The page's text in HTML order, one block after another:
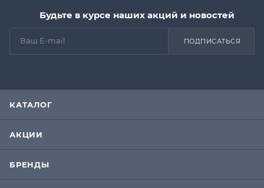
Будьте в курсе наших акций и новостей
ПОДПИСАТЬСЯ
КАТАЛОГ
АКЦИИ
БРЕНДЫ